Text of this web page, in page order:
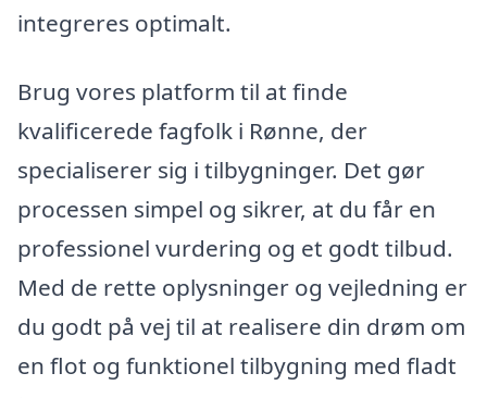
integreres optimalt.
Brug vores platform til at finde
kvalificerede fagfolk i Rønne, der
specialiserer sig i tilbygninger. Det gør
processen simpel og sikrer, at du får en
professionel vurdering og et godt tilbud.
Med de rette oplysninger og vejledning er
du godt på vej til at realisere din drøm om
en flot og funktionel tilbygning med fladt